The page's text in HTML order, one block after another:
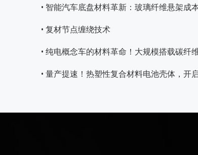
• 智能汽车底盘材料革新：玻璃纤维悬架成
• 复材节点缠绕技术
• 纯电概念车的材料革命！大规模搭载碳纤
• 量产提速！热塑性复合材料电池壳体，开